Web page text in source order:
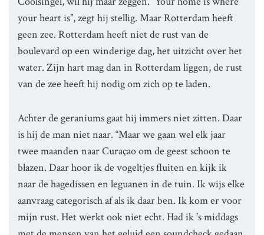
your heart is”, zegt hij stellig. Maar Rotterdam heeft
geen zee. Rotterdam heeft niet de rust van de
boulevard op een winderige dag, het uitzicht over het
water. Zijn hart mag dan in Rotterdam liggen, de rust
van de zee heeft hij nodig om zich op te laden.
Achter de geraniums gaat hij immers niet zitten. Daar
is hij de man niet naar. “Maar we gaan wel elk jaar
twee maanden naar Curaçao om de geest schoon te
blazen. Daar hoor ik de vogeltjes fluiten en kijk ik
naar de hagedissen en leguanen in de tuin. Ik wijs elke
aanvraag categorisch af als ik daar ben. Ik kom er voor
mijn rust. Het werkt ook niet echt. Had ik ’s middags